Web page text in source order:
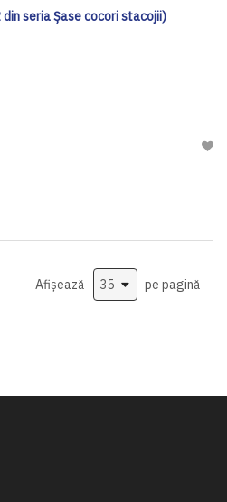
seria Șase cocori stacojii)
Afișează pe pagină